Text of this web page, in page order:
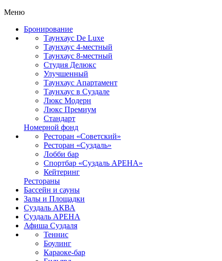
Меню
Бронирование
Таунхаус De Luxe
Таунхаус 4-местный
Таунхаус 8-местный
Студия Делюкс
Улучшенный
Таунхаус Апартамент
Таунхаус в Суздале
Люкс Модерн
Люкс Премиум
Стандарт
Номерной фонд
Ресторан «Советский»
Ресторан «Суздаль»
Лобби бар
Спортбар «Суздаль АРЕНА»
Кейтеринг
Рестораны
Бассейн и сауны
Залы и Площадки
Суздаль АКВА
Суздаль АРЕНА
Афиша Суздаля
Теннис
Боулинг
Караоке-бар